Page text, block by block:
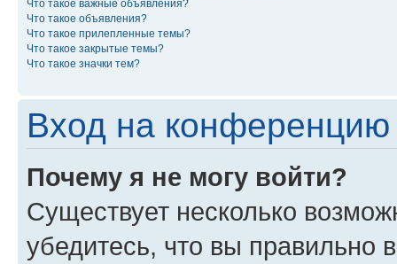
Что такое важные объявления?
Что такое объявления?
Что такое прилепленные темы?
Что такое закрытые темы?
Что такое значки тем?
Вход на конференцию
Почему я не могу войти?
Существует несколько
убедитесь, что вы правильно